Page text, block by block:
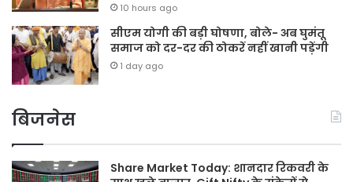
10 hours ago
सीएम योगी की बड़ी घोषणा, बोले- अब घुमंतू
समाज को दर-दर की ठोकरें नहीं खानी पड़ेंगी
1 day ago
बिजनेस
Share Market Today: शानदार रिकवरी के